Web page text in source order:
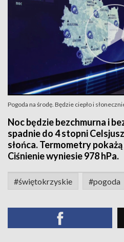
Pogoda na środę. Będzie ciepło i
Noc będzie bezchmurna i
spadnie do 4 stopni
słońca. Termometry
Ciśnienie wyniesie 978 hPa.
#świętokrzyskie #pogoda